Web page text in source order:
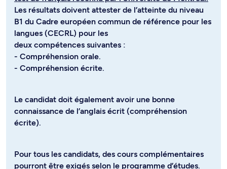
Les résultats doivent attester de l’atteinte du niveau
B1 du Cadre européen commun de référence pour les
langues (CECRL) pour les
deux compétences suivantes :
- Compréhension orale.
- Compréhension écrite.
Le candidat doit également avoir une bonne
connaissance de l’anglais écrit (compréhension
écrite).
Pour tous les candidats, des cours complémentaires
pourront être exigés selon le programme d’études.